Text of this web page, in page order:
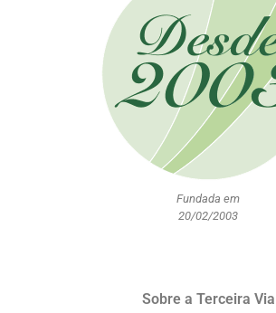
Fundada em
20/02/2003
Sobre a Terceira Via